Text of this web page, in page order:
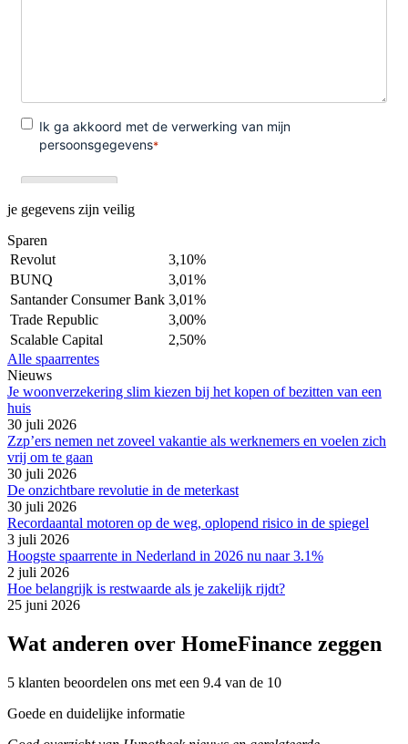
je gegevens zijn veilig
Sparen
Revolut
3,10%
BUNQ
3,01%
Santander Consumer Bank 3,01%
Trade Republic
3,00%
Scalable Capital
2,50%
Alle spaarrentes
Nieuws
Je woonverzekering slim kiezen bij het kopen of bezitten van een
huis
30 juli 2026
Zzp’ers nemen net zoveel vakantie als werknemers en voelen zich
vrij om te gaan
30 juli 2026
De onzichtbare revolutie in de meterkast
30 juli 2026
Recordaantal motoren op de weg, oplopend risico in de spiegel
3 juli 2026
Hoogste spaarrente in Nederland in 2026 nu naar 3.1%
2 juli 2026
Hoe belangrijk is restwaarde als je zakelijk rijdt?
25 juni 2026
Wat anderen over HomeFinance zeggen
5 klanten beoordelen ons met een 9.4 van de 10
Goede en duidelijke informatie